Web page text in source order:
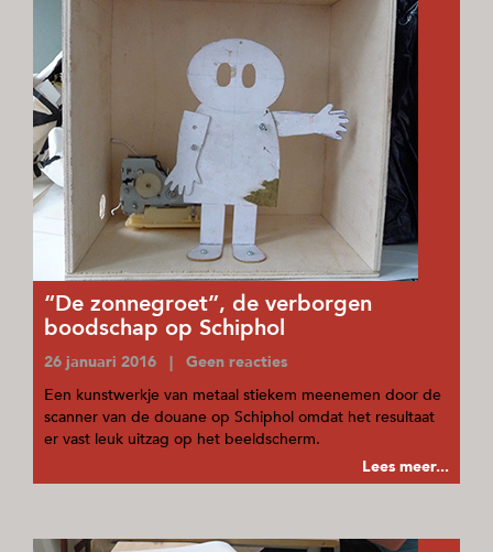
“De zonnegroet”, de verborgen
boodschap op Schiphol
26 januari 2016 | Geen reacties
Een kunstwerkje van metaal stiekem meenemen door de
scanner van de douane op Schiphol omdat het resultaat
er vast leuk uitzag op het beeldscherm.
Lees meer...